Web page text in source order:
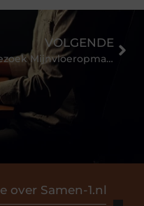
over Samen-1.nl
VOLGENDE
Bezoek Mijnvloeropmaat.nl voor uw nieuwe PVC vloer